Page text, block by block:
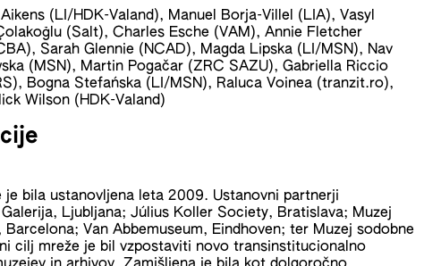
(LI/HDK-Valand), Manuel Borja-Villel (LIA), Vasyl
(Salt), Charles Esche (VAM), Annie Fletcher
Sarah Glennie (NCAD), Magda Lipska (LI/MSN), Nav
(MSN), Martin Pogačar (ZRC SAZU), Gabriella Riccio
Bogna Stefańska (LI/MSN), Raluca Voinea (tranzit.ro),
Wilson (HDK-Valand)
je bila ustanovljena leta 2009. Ustanovni partnerji
Ljubljana; Július Koller Society, Bratislava; Muzej
Van Abbemuseum, Eindhoven; ter Muzej sodobne
cilj mreže je bil vzpostaviti novo transinstitucionalno